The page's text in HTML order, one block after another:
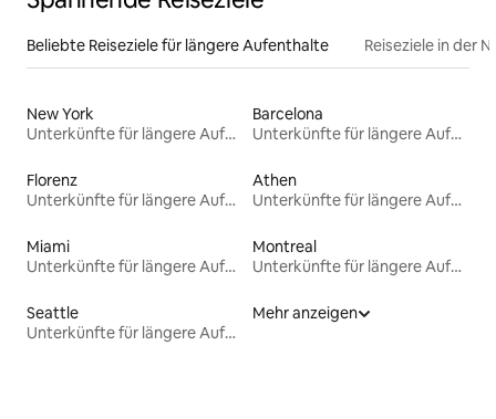
Beliebte Reiseziele für längere Aufenthalte Reiseziele in der
New York
Unterkünfte für längere Aufenthalte
Barcelona
Unterkünfte für längere Aufenthalte
Florenz
Unterkünfte für längere Aufenthalte
Athen
Unterkünfte für längere Aufenthalte
Miami
Unterkünfte für längere Aufenthalte
Montreal
Unterkünfte für längere Aufenthalte
Seattle
Unterkünfte für längere Aufenthalte
Mehr anzeigen